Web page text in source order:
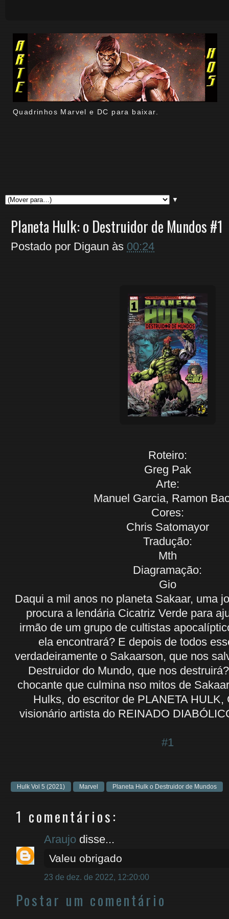
Quadrinhos Marvel e DC para baixar.
▼
Planeta Hulk: o Destruidor de Mundos #1
Postado por Digaun às 00:24
Roteiro:
Greg Pak
Arte:
Manuel Garcia, Ramon
Cores:
Chris Satomayor
Tradução:
Mth
Diagramação:
Gio
Daqui a mil anos no planeta Sakaar, uma
procura a lendária Cicatriz Verde para
irmão de um grupo de cultistas
ela encontrará? E depois de todos
verdadeiramente o Sakaarson, que nos
Destruidor do Mundo, que nos
chocante que culmina nso mitos de
Hulks, do escritor de PLANETA HULK,
visionário artista do REINADO
#1
Hulk Vol 5 (2021) Marvel Planeta Hulk o Destruidor de Mundos
1 comentários:
Araujo disse...
Valeu obrigado
23 de dez. de 2022, 12:20:00
Postar um comentário